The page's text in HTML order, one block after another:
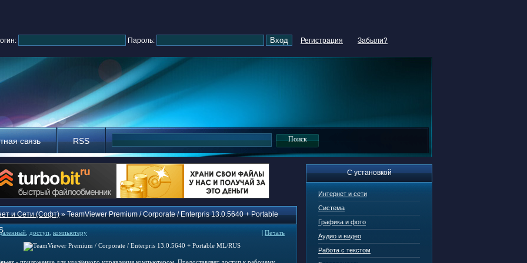
Пароль: Регистрация Забыли?
связь RSS
С установкой
Интернет и сети
Система
Графика и фото
Аудио и видео
Работа с текстом
и Сети (Софт)» TeamViewer Premium / Corporate / Enterpris 13.0.5640 + Portable
доступ компьютеру | Печать